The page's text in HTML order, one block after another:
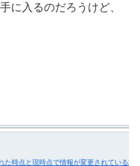
に入るのだろうけど、